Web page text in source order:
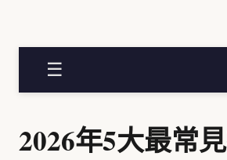
☰
2026年5大最常